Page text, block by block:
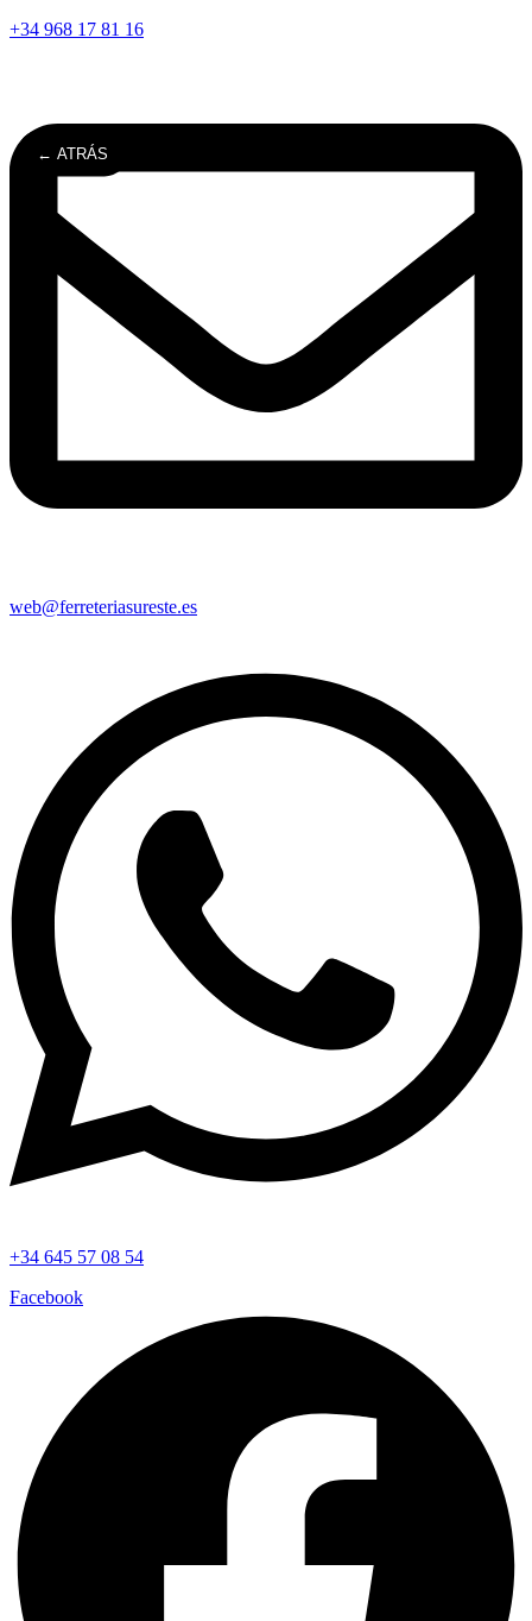
+34 968 17 81 16
web@ferreteriasureste.es
+34 645 57 08 54
Facebook
← ATRÁS